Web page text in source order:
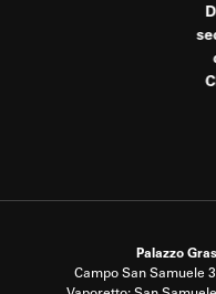
Palazzo
Campo San Samuele